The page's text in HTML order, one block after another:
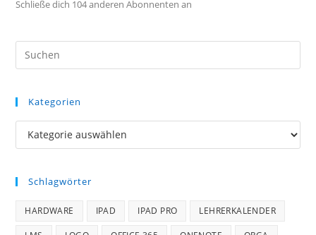
Schließe dich 104 anderen Abonnenten an
Kategorien
Kategorien
Schlagwörter
HARDWARE IPAD IPAD PRO LEHRERKALENDER